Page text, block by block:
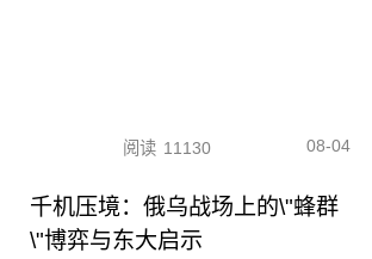
阅读 11130 08-04
千机压境：俄乌战场上的\"蜂群
\"博弈与东大启示